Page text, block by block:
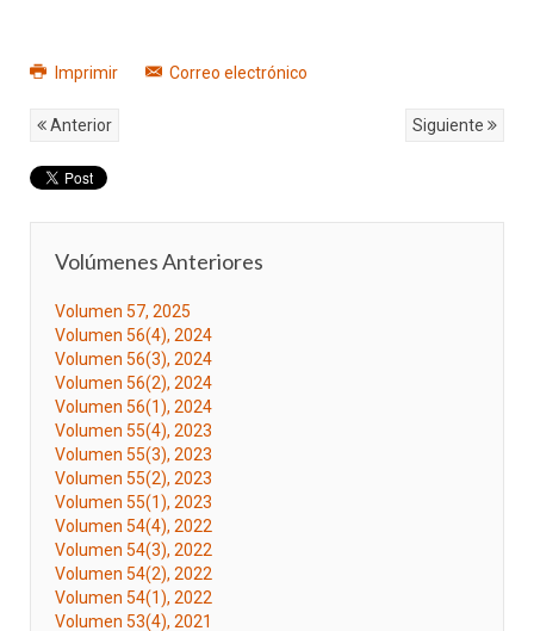
Imprimir Correo electrónico
Anterior Siguiente
Volúmenes Anteriores
Volumen 57, 2025
Volumen 56(4), 2024
Volumen 56(3), 2024
Volumen 56(2), 2024
Volumen 56(1), 2024
Volumen 55(4), 2023
Volumen 55(3), 2023
Volumen 55(2), 2023
Volumen 55(1), 2023
Volumen 54(4), 2022
Volumen 54(3), 2022
Volumen 54(2), 2022
Volumen 54(1), 2022
Volumen 53(4), 2021